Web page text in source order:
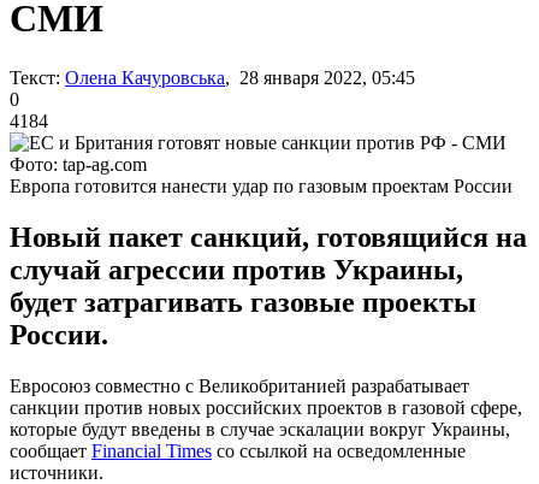
СМИ
Текст: Олена Качуровська, 28 января 2022, 05:45
0
4184
Фото: tap-ag.com
Европа готовится нанести удар по газовым проектам России
Новый пакет санкций, готовящийся на
случай агрессии против Украины,
будет затрагивать газовые проекты
России.
Евросоюз совместно с Великобританией разрабатывает
санкции против новых российских проектов в газовой сфере,
которые будут введены в случае эскалации вокруг Украины,
сообщает Financial Times со ссылкой на осведомленные
источники.